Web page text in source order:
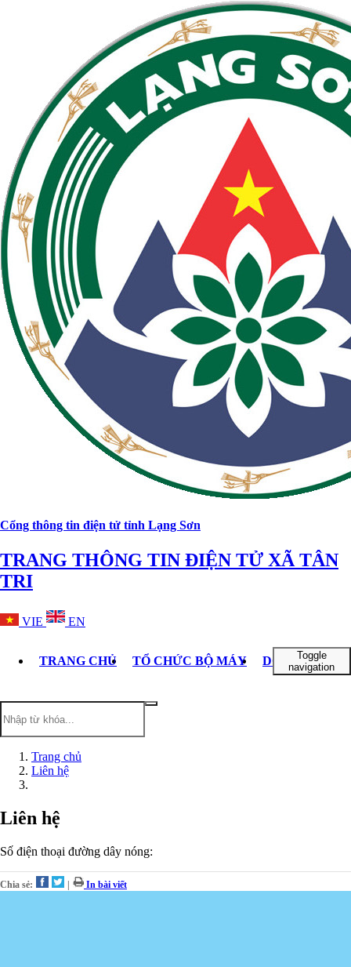
Cổng thông tin điện tử tỉnh Lạng Sơn
TRANG THÔNG TIN ĐIỆN TỬ XÃ TÂN
TRI
VIE EN
TRANG CHỦ TỔ CHỨC BỘ MÁY DOANHToggle
navigation
Trang chủ
Liên hệ
Liên hệ
Số điện thoại đường dây nóng:
Chia sẻ: In bài viết